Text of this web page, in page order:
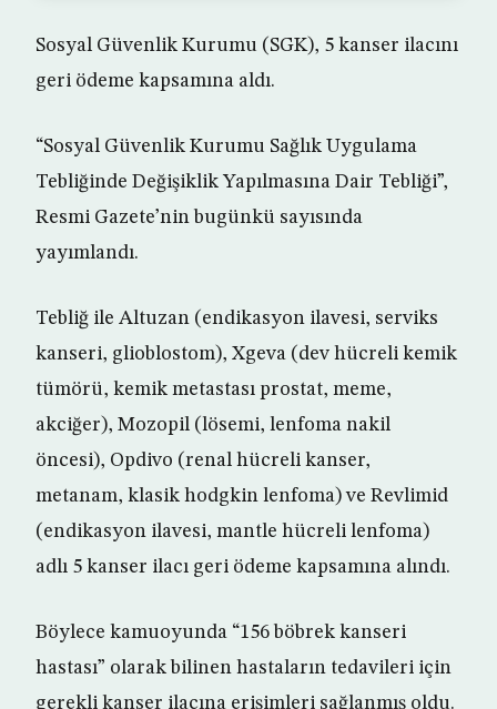
Sosyal Güvenlik Kurumu (SGK), 5 kanser ilacını
geri ödeme kapsamına aldı.
“Sosyal Güvenlik Kurumu Sağlık Uygulama
Tebliğinde Değişiklik Yapılmasına Dair Tebliği”,
Resmi Gazete’nin bugünkü sayısında
yayımlandı.
Tebliğ ile Altuzan (endikasyon ilavesi, serviks
kanseri, glioblostom), Xgeva (dev hücreli kemik
tümörü, kemik metastası prostat, meme,
akciğer), Mozopil (lösemi, lenfoma nakil
öncesi), Opdivo (renal hücreli kanser,
metanam, klasik hodgkin lenfoma) ve Revlimid
(endikasyon ilavesi, mantle hücreli lenfoma)
adlı 5 kanser ilacı geri ödeme kapsamına alındı.
Böylece kamuoyunda “156 böbrek kanseri
hastası” olarak bilinen hastaların tedavileri için
gerekli kanser ilacına erişimleri sağlanmış oldu.